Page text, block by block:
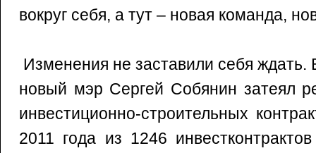
вокруг себя, а тут – новая команда,
Изменения не заставили себя ждать.
новый мэр Сергей Собянин затеял
инвестиционно-строительных
2011 года из 1246